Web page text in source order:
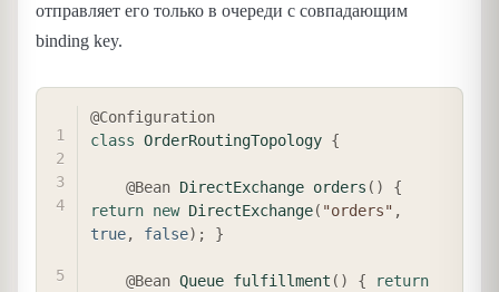
отправляет его только в очереди с совпадающим
binding key.
@Configuration
class OrderRoutingTopology {
@Bean DirectExchange orders ( )
{
return new DirectExchange( "orders" ,
true, false) ; }
@Bean Queue fulfillment ( ) {
return